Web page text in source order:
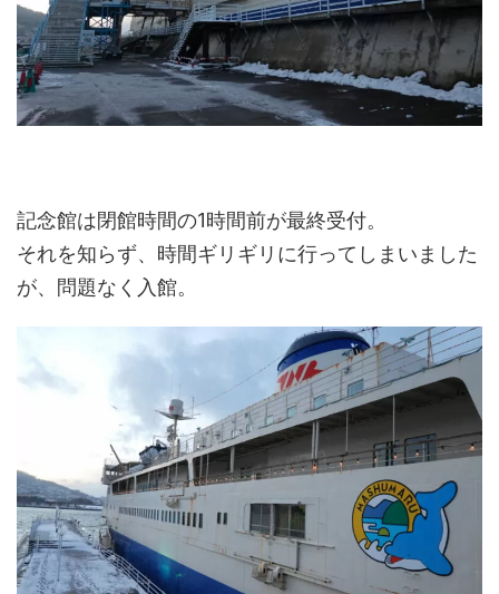
記念館は閉館時間の1時間前が最終受付。
それを知らず、時間ギリギリに行ってしまいました
が、問題なく入館。